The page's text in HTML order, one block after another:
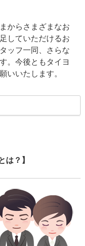
からさまざまなお
していただけるお
ッフ一同、さらな
。今後ともタイヨ
いいたします。
は？】